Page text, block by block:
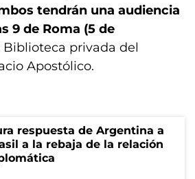
tendrán una audiencia
9 de Roma (5 de
Biblioteca privada del
Apostólico.
respuesta de Argentina a
a la rebaja de la relación